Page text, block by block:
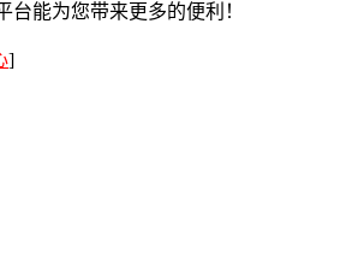
台能为您带来更多的便利！
]